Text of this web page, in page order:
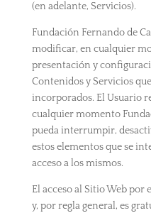
(en adelante, Servicios).
Fundación Fernando de
modificar, en cualquier
presentación y
Contenidos y Servicios
incorporados. El Usuario
cualquier momento
pueda interrumpir,
estos elementos que se
acceso a los mismos.
El acceso al Sitio Web
y, por regla general, es